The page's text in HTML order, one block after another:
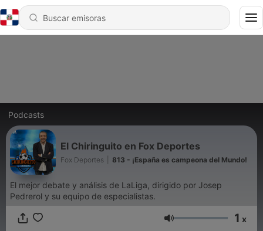
Podcasts
El Chiringuito en Fox Deportes
Fox Deportes 813 - ¡España es campeona del Mundo!
El mejor debate y análisis de LaLiga, dirigido por Josep
Pedrerol y su equipo de especialistas.
Volumen 1 x